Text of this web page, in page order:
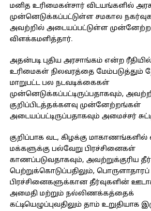
மனித உரிமைகள்சார் விடயங்களில்
முன்னெடுக்கப்பட்டுள்ள சமகால
அவற்றில் அடையப்பட்டுள்ள
விளக்கமளித்தார்.
அதன்படி புதிய அரசாங்கம் என்ற
உரிமைகள் நிலவரத்தை மேம்படுத்தும்
மாறுபட்ட பல நடவடிக்கைகள்
முன்னெடுக்கப்பட்டிருப்பதாகவும்,
குறிப்பிடத்தக்களவு முன்னேற்றங்கள்
அடையப்பட்டிருப்பதாகவும் அமைச்சர்
குறிப்பாக வட, கிழக்கு மாகாணங்களில்
மக்களுக்கு பல்வேறு பிரச்சினைகள்
காணப்படுவதாகவும், அவற்றுக்குரிய
பெற்றுக்கொடுப்பதிலும், பொருளாதாரப்
பிரச்சினைகளுக்கான தீர்வுகளின்
அமைதி மற்றும் நல்லிணக்கத்தைக்
கட்டியெழுப்புவதிலும் தாம் உறுதியாக